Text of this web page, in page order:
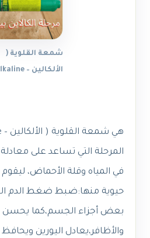
شمعة القلوية (
الألكالين – alkaline )
المرحلة التي تساعد على
في المياه وقلة الأحماض،
حيوية منها:ضبط ضغط الدم
بعض أجزاء الجسم،كما يحسن
والأظافر،يعادل اليورين ويحافظ